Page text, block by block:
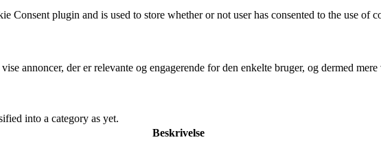
Consent plugin and is used to store whether or not user has consented to the use of
annoncer, der er relevante og engagerende for den enkelte bruger, og dermed
into a category as yet.
Beskrivelse